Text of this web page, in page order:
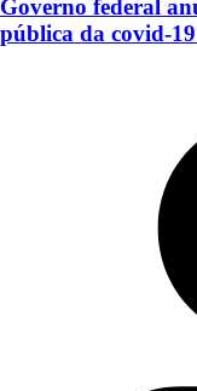
Governo federal
pública da covid-